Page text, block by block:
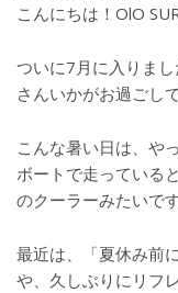
こんにちは！OlO
ついに7月に入りま
さんいかがお過ごし
こんな暑い日は、や
ボートで走っている
のクーラーみたいです
最近は、「夏休み前
や、久しぶりにリフ